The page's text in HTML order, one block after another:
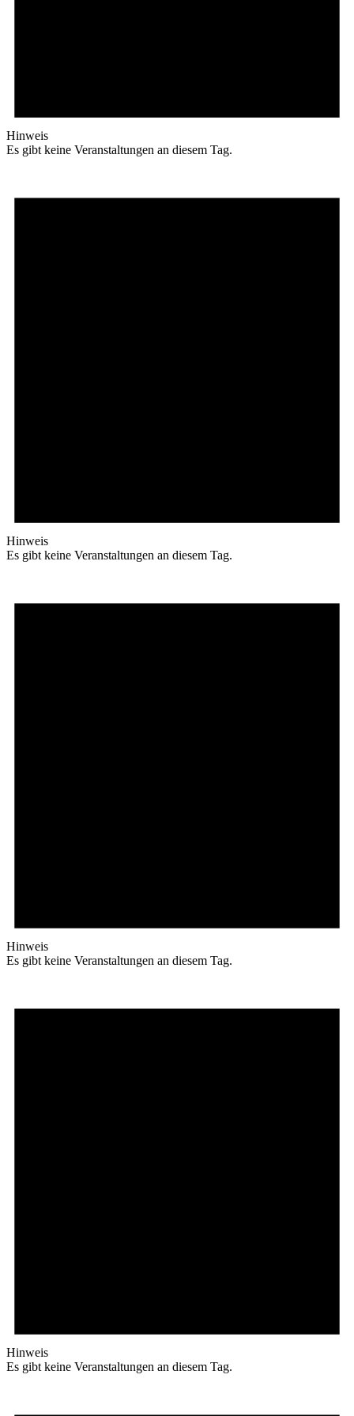
Hinweis
Es gibt keine Veranstaltungen an diesem Tag.
Hinweis
Es gibt keine Veranstaltungen an diesem Tag.
Hinweis
Es gibt keine Veranstaltungen an diesem Tag.
Hinweis
Es gibt keine Veranstaltungen an diesem Tag.